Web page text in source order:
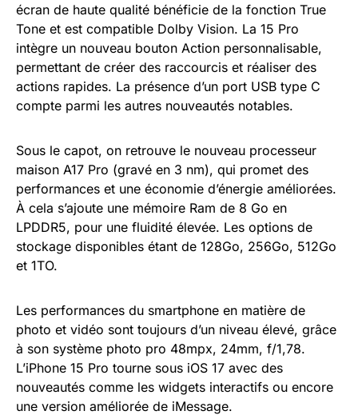
écran de haute qualité bénéficie de la fonction True
Tone et est compatible Dolby Vision. La 15 Pro
intègre un nouveau bouton Action personnalisable,
permettant de créer des raccourcis et réaliser des
actions rapides. La présence d’un port USB type C
compte parmi les autres nouveautés notables.
Sous le capot, on retrouve le nouveau processeur
maison A17 Pro (gravé en 3 nm), qui promet des
performances et une économie d’énergie améliorées.
À cela s’ajoute une mémoire Ram de 8 Go en
LPDDR5, pour une fluidité élevée. Les options de
stockage disponibles étant de 128Go, 256Go, 512Go
et 1TO.
Les performances du smartphone en matière de
photo et vidéo sont toujours d’un niveau élevé, grâce
à son système photo pro 48mpx, 24mm, f/1,78.
L’iPhone 15 Pro tourne sous iOS 17 avec des
nouveautés comme les widgets interactifs ou encore
une version améliorée de iMessage.